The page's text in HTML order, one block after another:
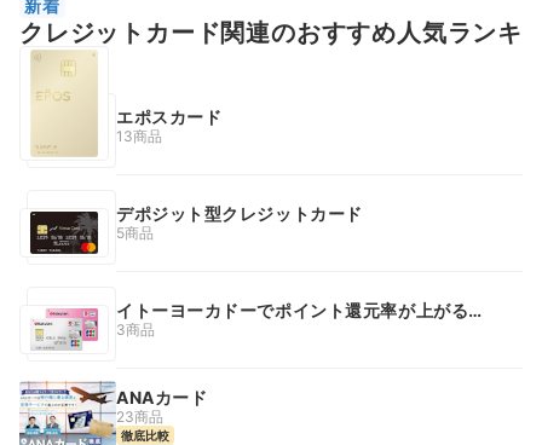
新着
クレジットカード関連のおすすめ人気ランキ
ング
エポスカード
13商品
デポジット型クレジットカード
5商品
イトーヨーカドーでポイント還元率が上がるク
レジットカード
3商品
ANAカード
23商品
徹底比較